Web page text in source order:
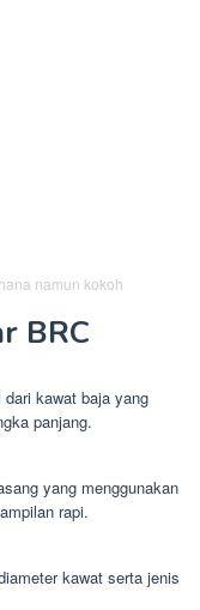
namun kokoh
BRC
dari kawat baja yang
panjang.
yang menggunakan
rapi.
kawat serta jenis